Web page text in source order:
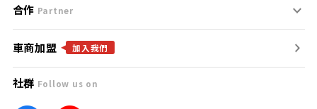
免責聲明
隱私權政策
團隊
聯絡我們
什麼是Goo鑑定？
找好車
找好店
合作 Partner
合作夥伴
廣告合作
車商加盟 加入我們
社群 Follow us on